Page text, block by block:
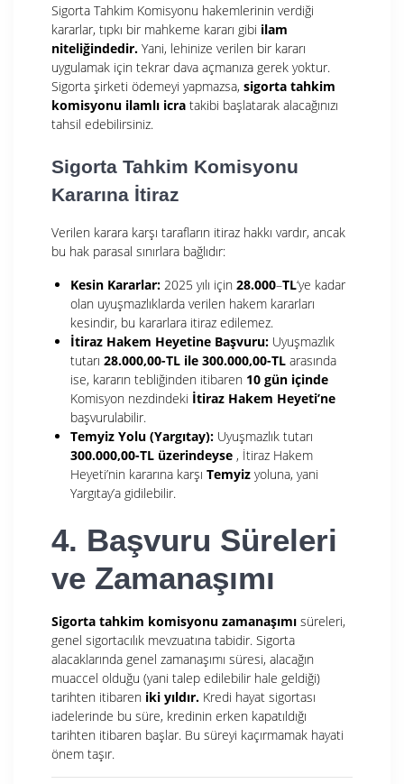
Sigorta Tahkim Komisyonu hakemlerinin verdiği
kararlar, tıpkı bir mahkeme kararı gibi ilam
niteliğindedir. Yani, lehinize verilen bir kararı
uygulamak için tekrar dava açmanıza gerek yoktur.
Sigorta şirketi ödemeyi yapmazsa, sigorta tahkim
komisyonu ilamlı icra takibi başlatarak alacağınızı
tahsil edebilirsiniz.
Sigorta Tahkim Komisyonu
Kararına İtiraz
Verilen karara karşı tarafların itiraz hakkı vardır, ancak
bu hak parasal sınırlara bağlıdır:
Kesin Kararlar: 2025 yılı için 28.000–TL‘ye kadar
olan uyuşmazlıklarda verilen hakem kararları
kesindir, bu kararlara itiraz edilemez.
İtiraz Hakem Heyetine Başvuru: Uyuşmazlık
tutarı 28.000,00-TL ile 300.000,00-TL arasında
ise, kararın tebliğinden itibaren 10 gün içinde
Komisyon nezdindeki İtiraz Hakem Heyeti’ne
başvurulabilir.
Temyiz Yolu (Yargıtay): Uyuşmazlık tutarı
300.000,00-TL üzerindeyse , İtiraz Hakem
Heyeti’nin kararına karşı Temyiz yoluna, yani
Yargıtay’a gidilebilir.
4. Başvuru Süreleri
ve Zamanaşımı
Sigorta tahkim komisyonu zamanaşımı süreleri,
genel sigortacılık mevzuatına tabidir. Sigorta
alacaklarında genel zamanaşımı süresi, alacağın
muaccel olduğu (yani talep edilebilir hale geldiği)
tarihten itibaren iki yıldır. Kredi hayat sigortası
iadelerinde bu süre, kredinin erken kapatıldığı
tarihten itibaren başlar. Bu süreyi kaçırmamak hayati
önem taşır.